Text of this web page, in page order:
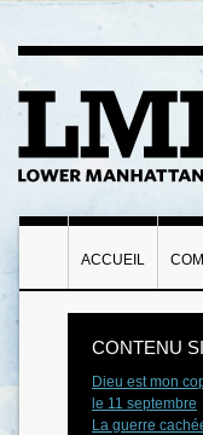
ACCUEIL
CONTENU
Dieu est mon
le 11 septembre
La guerre